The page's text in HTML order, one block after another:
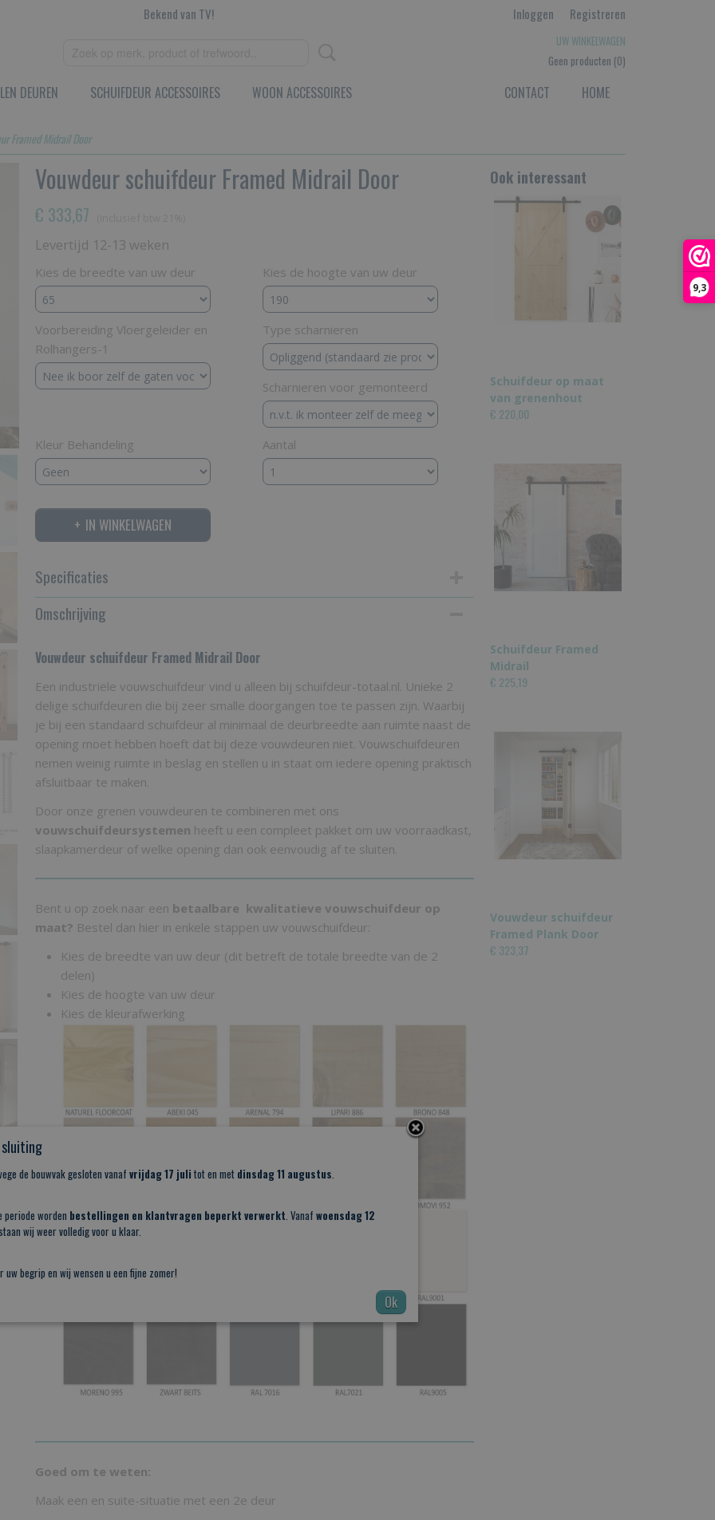
9,3
Bekend van TV! Inloggen Registreren
UW WINKELWAGEN
Geen producten (0)
HOME
CONTACT
DEUREN SCHUIFDEUR ACCESSOIRES WOON ACCESSOIRES
Framed Midrail Door
Vouwdeur schuifdeur Framed Midrail Door
€ 333,67
Levertijd 12-13 weken
Kies de breedte van uw deur Kies de hoogte van uw deur
Voorbereiding Vloergeleider en
Rolhangers-1
Type scharnieren
Scharnieren voor gemonteerd
Kleur Behandeling Aantal
IN WINKELWAGEN
Specificaties
Productcode
Omschrijving
Vouwdeur schuifdeur Framed Midrail Door
Een industriële vouwschuifdeur vind u alleen bij schuifdeur-totaal.nl. Unieke 2
delige schuifdeuren die bij zeer smalle doorgangen toe te passen zijn. Waarbij
je bij een standaard schuifdeur al minimaal de deurbreedte aan ruimte naast de
opening moet hebben hoeft dat bij deze vouwdeuren niet. Vouwschuifdeuren
nemen weinig ruimte in beslag en stellen u in staat om iedere opening praktisch
afsluitbaar te maken.
Door onze grenen vouwdeuren te combineren met ons
vouwschuifdeursystemen heeft u een compleet pakket om uw voorraadkast,
slaapkamerdeur of welke opening dan ook eenvoudig af te sluiten.
Bent u op zoek naar een betaalbare kwalitatieve vouwschuifdeur op
maat? Bestel dan hier in enkele stappen uw vouwschuifdeur:
Kies de breedte van uw deur (dit betreft de totale breedte van de 2
delen)
Kies de hoogte van uw deur
Kies de kleurafwerking
Goed om te weten:
Maak een en suite-situatie met een 2e deur
Ook interessant
Schuifdeur op maat
van grenenhout
€ 220,00
Schuifdeur Framed
Midrail
€ 225,19
Vouwdeur schuifdeur
Framed Plank Door
€ 323,37
sluiting
de bouwvak gesloten vanaf vrijdag 17 juli tot en met dinsdag 11 augustus.
periode worden bestellingen en klantvragen beperkt verwerkt. Vanaf woensdag 12
wij weer volledig voor u klaar.
uw begrip en wij wensen u een fijne zomer!
Ok